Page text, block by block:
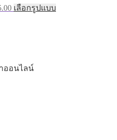
Price
range:
เลือกรูปแบบ
product
ออนไลน์